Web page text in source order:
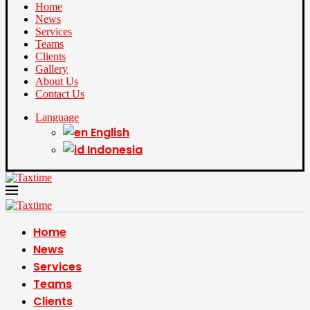
Home
News
Services
Teams
Clients
Gallery
About Us
Contact Us
Language
English
Indonesia
Home
News
Services
Teams
Clients